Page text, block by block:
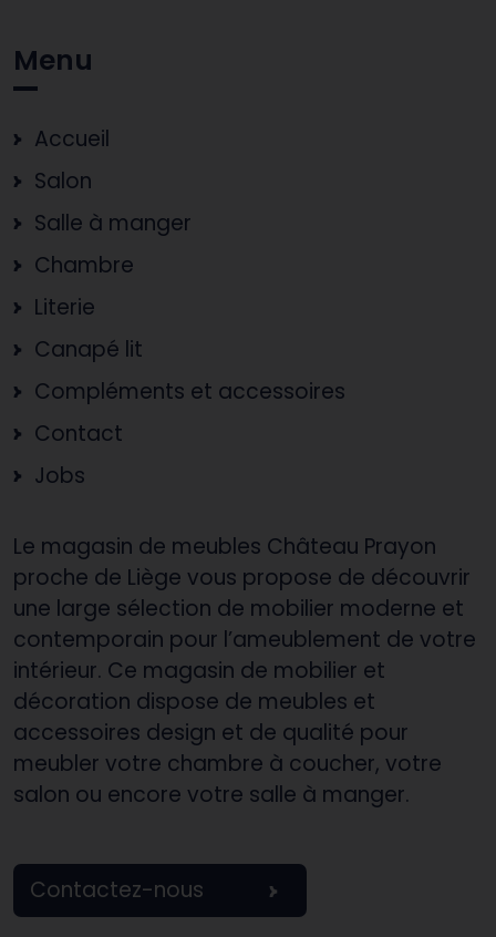
Menu
Accueil
Salon
Salle à manger
Chambre
Literie
Canapé lit
Compléments et accessoires
Contact
Jobs
Le magasin de meubles Château Prayon
proche de Liège vous propose de découvrir
une large sélection de mobilier moderne et
contemporain pour l’ameublement de votre
intérieur. Ce magasin de mobilier et
décoration dispose de meubles et
accessoires design et de qualité pour
meubler votre chambre à coucher, votre
salon ou encore votre salle à manger.
Contactez-nous